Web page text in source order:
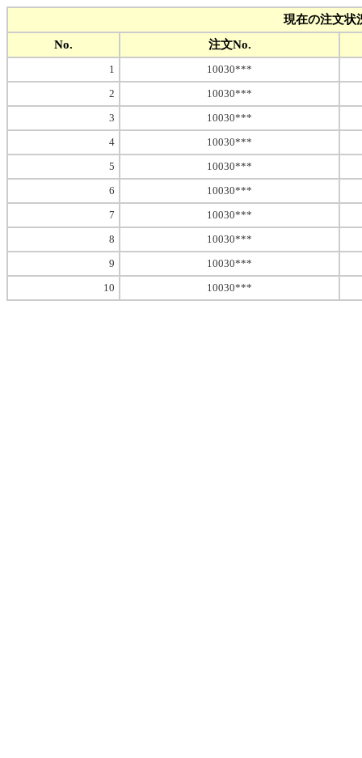
現在の注文状
No.
注文No.
1
10030***
2
10030***
3
10030***
4
10030***
5
10030***
6
10030***
7
10030***
8
10030***
9
10030***
10
10030***